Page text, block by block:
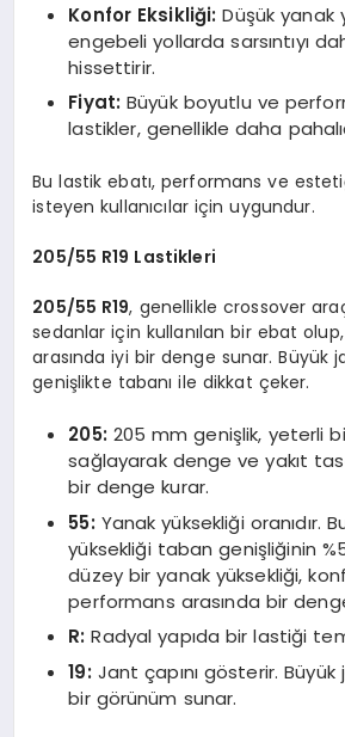
Konfor Eksikliği: Düşük yanak
engebeli yollarda sarsıntıyı
hissettirir.
Fiyat: Büyük boyutlu ve
lastikler, genellikle daha
Bu lastik ebatı, performans ve
isteyen kullanıcılar için uygundur.
205/55 R19 Lastikleri
205/55 R19, genellikle crossover
sedanlar için kullanılan bir ebat
arasında iyi bir denge sunar. Büyük
genişlikte tabanı ile dikkat çeker.
205: 205 mm genişlik, yeterli
sağlayarak denge ve yakıt
bir denge kurar.
55: Yanak yüksekliği oranıdır.
yüksekliği taban genişliğinin
düzey bir yanak yüksekliği,
performans arasında bir
R: Radyal yapıda bir lastiği
19: Jant çapını gösterir.
bir görünüm sunar.